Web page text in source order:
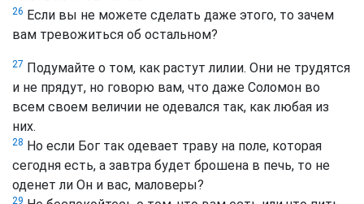
26 Если вы не можете сделать даже этого, то зачем
вам тревожиться об остальном?
27 Подумайте о том, как растут лилии. Они не трудятся
и не прядут, но говорю вам, что даже Соломон во
всем своем величии не одевался так, как любая из
них.
28 Но если Бог так одевает траву на поле, которая
сегодня есть, а завтра будет брошена в печь, то не
оденет ли Он и вас, маловеры?
29